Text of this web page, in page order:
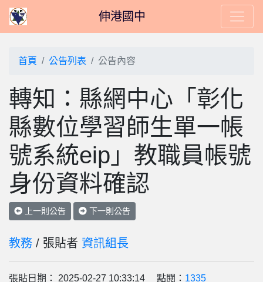
伸港國中
首頁 公告列表 公告內容
轉知：縣網中心「彰化
縣數位學習師生單一帳
號系統eip」教職員帳號
身份資料確認
上一則公告 下一則公告
教務 / 張貼者 資訊組長
張貼日期： 2025-02-27 10:33:14 點閱： 1335